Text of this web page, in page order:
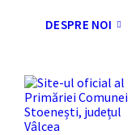
DESPRE NOI